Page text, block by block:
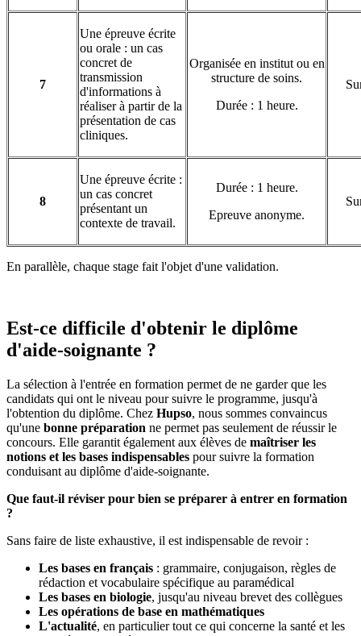
7
Une épreuve écrite
ou orale : un cas
concret de
transmission
d'informations à
réaliser à partir de la
présentation de cas
cliniques.
Organisée en institut ou en
structure de soins.
Durée : 1 heure.
8
Une épreuve écrite :
un cas concret
présentant un
contexte de travail.
Durée : 1 heure.
Epreuve anonyme.
En parallèle, chaque stage fait l'objet d'une validation.
Est-ce difficile d'obtenir le diplôme
d'aide-soignante ?
La sélection à l'entrée en formation permet de ne garder que les
candidats qui ont le niveau pour suivre le programme, jusqu'à
l'obtention du diplôme. Chez Hupso, nous sommes convaincus
qu'une bonne préparation ne permet pas seulement de réussir le
concours. Elle garantit également aux élèves de maîtriser les
notions et les bases indispensables pour suivre la formation
conduisant au diplôme d'aide-soignante.
Que faut-il réviser pour bien se préparer à entrer en formation
?
Sans faire de liste exhaustive, il est indispensable de revoir :
Les bases en français : grammaire, conjugaison, règles de
rédaction et vocabulaire spécifique au paramédical
Les bases en biologie, jusqu'au niveau brevet des collègues
Les opérations de base en mathématiques
L'actualité, en particulier tout ce qui concerne la santé et les